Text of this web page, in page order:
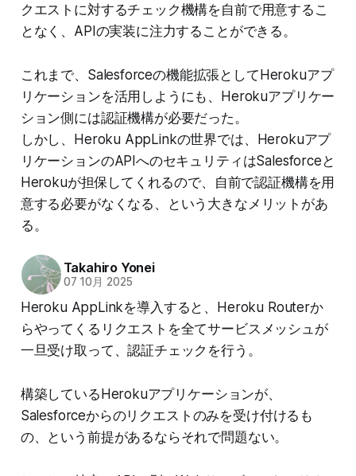
クエストに対するチェック機構を自前で用意するこ
となく、APIの実装に注力することができる。
これまで、Salesforceの機能拡張としてHerokuアプ
リケーションを活用しようにも、Herokuアプリケー
ション側には認証機構が必要だった。
しかし、Heroku AppLinkの世界では、Herokuアプ
リケーションのAPIへのセキュリティはSalesforceと
Herokuが担保してくれるので、自前で認証機構を用
意する必要がなくなる、という大きなメリットがあ
る。
Takahiro Yonei
07 10月 2025
Heroku AppLinkを導入すると、Heroku Routerか
らやってくるリクエストを全てサービスメッシュが
一旦受け取って、認証チェックを行う。
構築しているHerokuアプリケーションが、
Salesforceからのリクエストのみを受け付けるも
の、という前提があるならそれで問題ない。